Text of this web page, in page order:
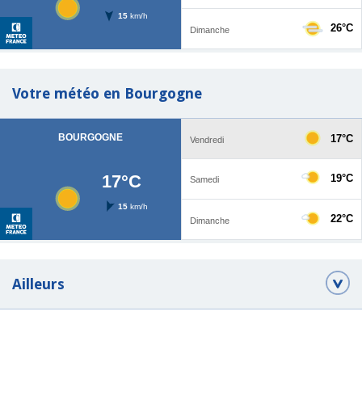
Votre météo en Bourgogne
Ailleurs